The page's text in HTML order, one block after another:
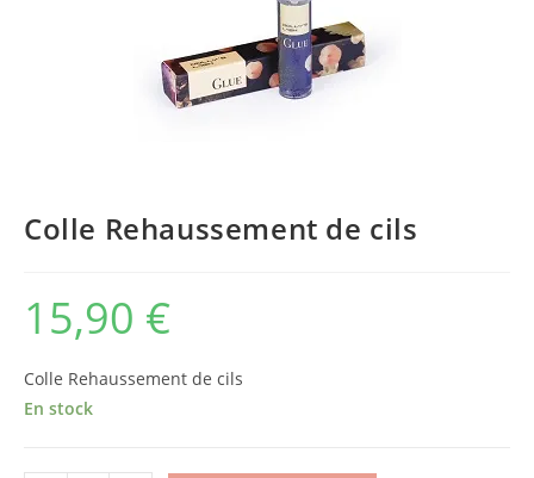
Colle Rehaussement de cils
15,90 €
Colle Rehaussement de cils
En stock